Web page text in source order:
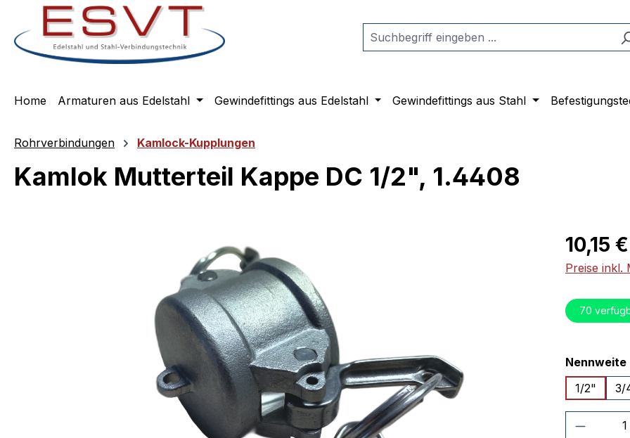
Hauptinhalt springen
Zur Suche springen
Zur Hauptnavigation springen
Home Armaturen aus Edelstahl Gewindefittings aus Edelstahl Gewindefittings aus Stahl
Rohrverbindungen Kamlock-Kupplungen
Kamlok Mutterteil Kappe DC 1/2", 1.4408
Regulärer
10,15 €
Preise inkl.
70
Nennweite
1/2"
3/